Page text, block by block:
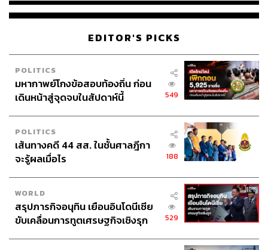
EDITOR'S PICKS
POLITICS
มหากาพย์โกงข้อสอบท้องถิ่น ก่อน
เดินหน้าสู่จุดจบในสัปดาห์นี้
549
POLITICS
เส้นทางคดี 44 สส. ในชั้นศาลฎีกา
จะรู้ผลเมื่อไร
188
WORLD
สรุปภารกิจอนุทิน เยือนอินโดนีเซีย
ขับเคลื่อนการทูตเศรษฐกิจเชิงรุก
529